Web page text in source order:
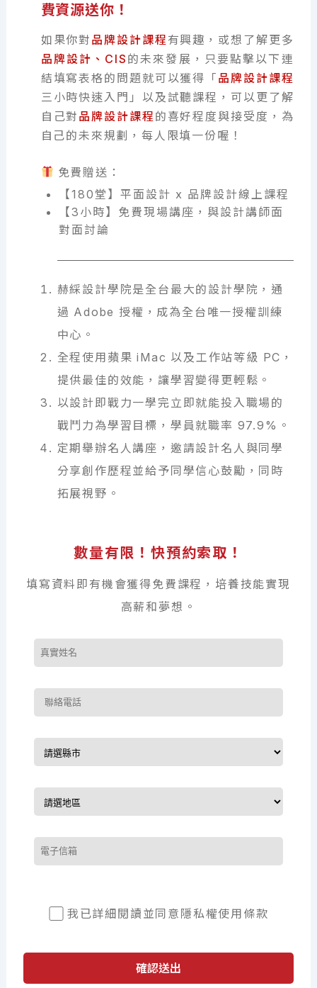
費資源送你！
如果你對 品牌設計課程 有興趣，或想了解更多
品牌設計、CIS 的未來發展，只要點擊以下連
結填寫表格的問題就可以獲得「 品牌設計課程
三小時快速入門」以及試聽課程，可以更了解
自己對 品牌設計課程 的喜好程度與接受度，為
自己的未來規劃，每人限填一份喔！
免費贈送：
【180堂】平面設計 x 品牌設計線上課程
【3小時】免費現場講座，與設計講師面
對面討論
赫綵設計學院是全台最大的設計學院，通
過 Adobe 授權，成為全台唯一授權訓練
中心。
全程使用蘋果 iMac 以及工作站等級 PC，
提供最佳的效能，讓學習變得更輕鬆。
以設計即戰力一學完立即就能投入職場的
戰鬥力為學習目標，學員就職率 97.9%。
定期舉辦名人講座，邀請設計名人與同學
分享創作歷程並給予同學信心鼓勵，同時
拓展視野。
數量有限！快預約索取！
填寫資料即有機會獲得免費課程，培養技能實現
高薪和夢想。
我已詳細閱讀並同意 隱私權使用條款
確認送出